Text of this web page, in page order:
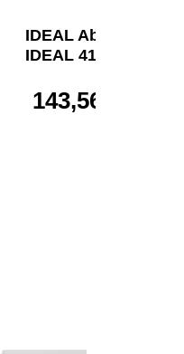
IDEAL Abfallsack
IDEAL 4107, 4108
143,56 €*